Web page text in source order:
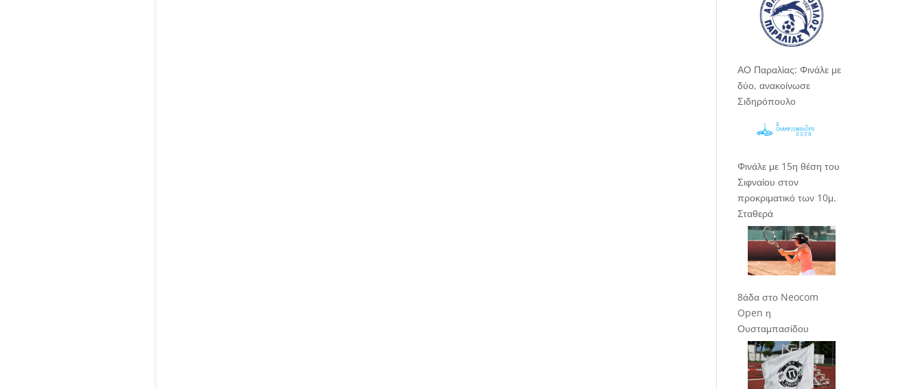
ΑΟ Παραλίας: Φινάλε με
δύο, ανακοίνωσε
Σιδηρόπουλο
Φινάλε με 15η θέση του
Σιφναίου στον
προκριματικό των 10μ.
Σταθερά
8άδα στο Neocom
Open η
Ουσταμπασίδου